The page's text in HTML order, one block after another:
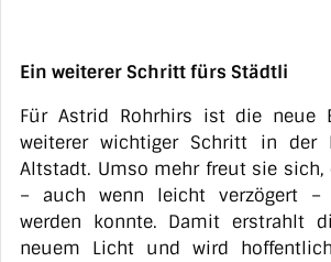
Ein weiterer Schritt fürs Städtli
Für Astrid Rohrhirs ist die neue
weiterer wichtiger Schritt in der
Altstadt. Umso mehr freut sie sich,
– auch wenn leicht verzögert –
werden konnte. Damit erstrahlt
neuem Licht und wird